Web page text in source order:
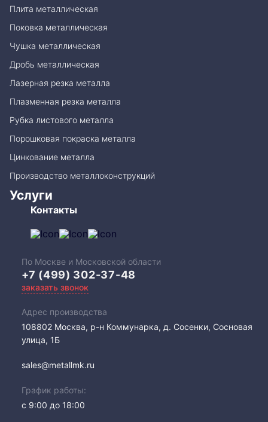
Плита металлическая
Поковка металлическая
Чушка металлическая
Дробь металлическая
Лазерная резка металла
Плазменная резка металла
Рубка листового металла
Порошковая покраска металла
Цинкование металла
Производство металлоконструкций
Услуги
Контакты
По Москве и Московской области
+7 (499) 302-37-48
заказать звонок
Адрес производства
108802​ Москва, р-н Коммунарка, д. Сосенки, Сосновая
улица, 1Б
sales@metallmk.ru
График работы:
с 9:00 до 18:00